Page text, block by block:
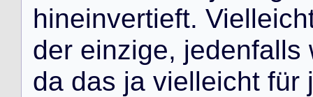
hineinvertieft. Vielleich
der einzige, jedenfalls
da das ja vielleicht für j